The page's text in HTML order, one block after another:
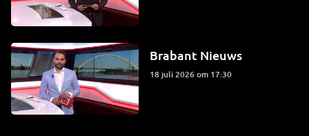
Brabant Nieuws
18 juli 2026 om 17:30